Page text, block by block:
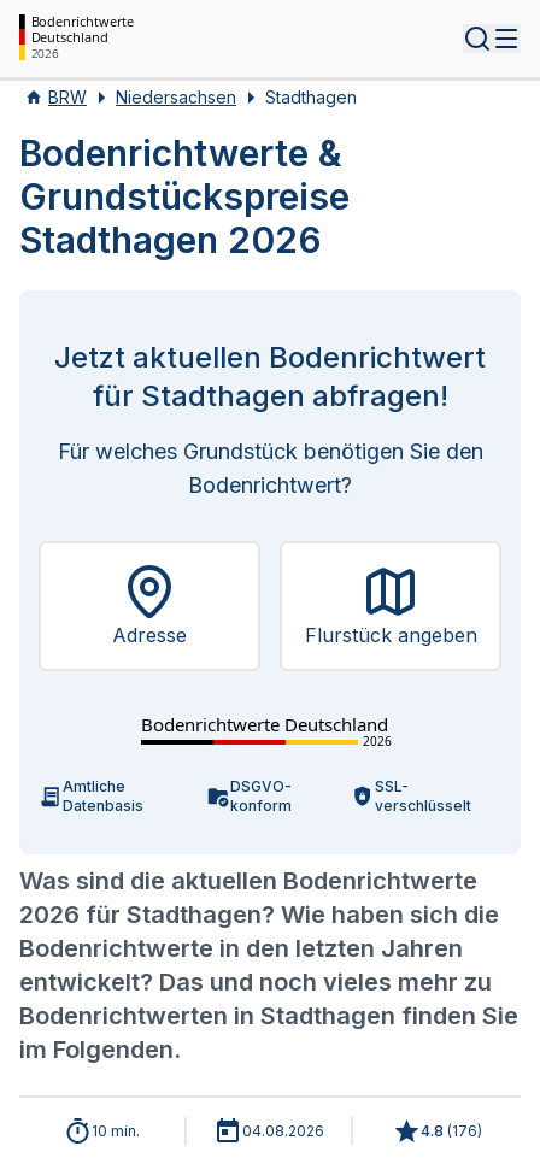
Bodenrichtwerte
Deutschland
2026
BRW Niedersachsen Stadthagen
Bodenrichtwerte &
Grundstückspreise
Stadthagen 2026
Was sind die aktuellen Bodenrichtwerte
2026 für Stadthagen? Wie haben sich die
Bodenrichtwerte in den letzten Jahren
entwickelt? Das und noch vieles mehr zu
Bodenrichtwerten in Stadthagen finden Sie
im Folgenden.
Jetzt aktuellen Bodenrichtwert
für Stadthagen abfragen!
Für welches Grundstück benötigen Sie den
Bodenrichtwert?
Adresse Flurstück angeben
Bodenrichtwerte Deutschland
2026
Amtliche
Datenbasis
DSGVO-
konform
SSL-
verschlüsselt
10 min. 04.08.2026 4.8 (176)